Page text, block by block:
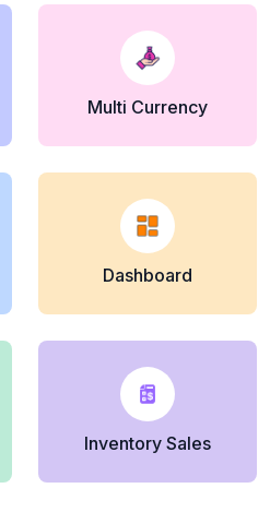
Multi Currency
Dashboard
Inventory Sales